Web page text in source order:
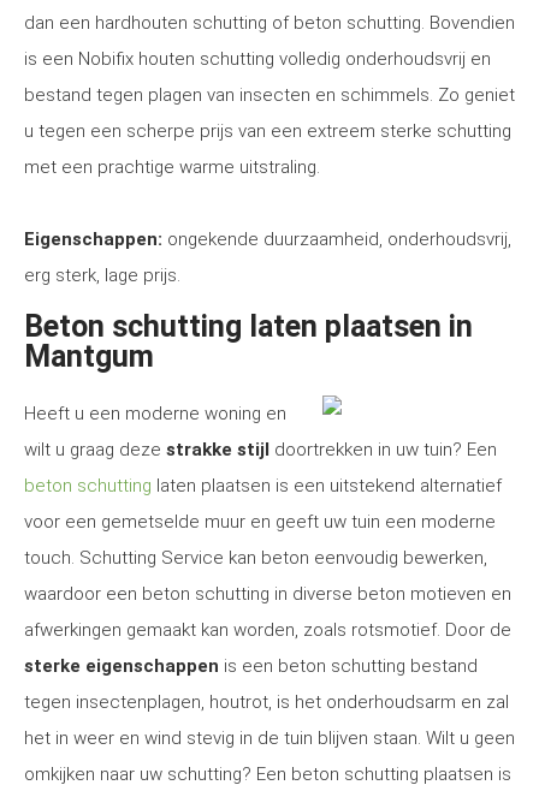
dan een hardhouten schutting of beton schutting. Bovendien
is een Nobifix houten schutting volledig onderhoudsvrij en
bestand tegen plagen van insecten en schimmels. Zo geniet
u tegen een scherpe prijs van een extreem sterke schutting
met een prachtige warme uitstraling.
Eigenschappen: ongekende duurzaamheid, onderhoudsvrij,
erg sterk, lage prijs.
Beton schutting laten plaatsen in
Mantgum
Heeft u een moderne woning en
wilt u graag deze strakke stijl doortrekken in uw tuin? Een
beton schutting laten plaatsen is een uitstekend alternatief
voor een gemetselde muur en geeft uw tuin een moderne
touch. Schutting Service kan beton eenvoudig bewerken,
waardoor een beton schutting in diverse beton motieven en
afwerkingen gemaakt kan worden, zoals rotsmotief. Door de
sterke eigenschappen is een beton schutting bestand
tegen insectenplagen, houtrot, is het onderhoudsarm en zal
het in weer en wind stevig in de tuin blijven staan. Wilt u geen
omkijken naar uw schutting? Een beton schutting plaatsen is